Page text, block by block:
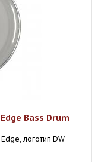
Edge Bass Drum
логотип DW